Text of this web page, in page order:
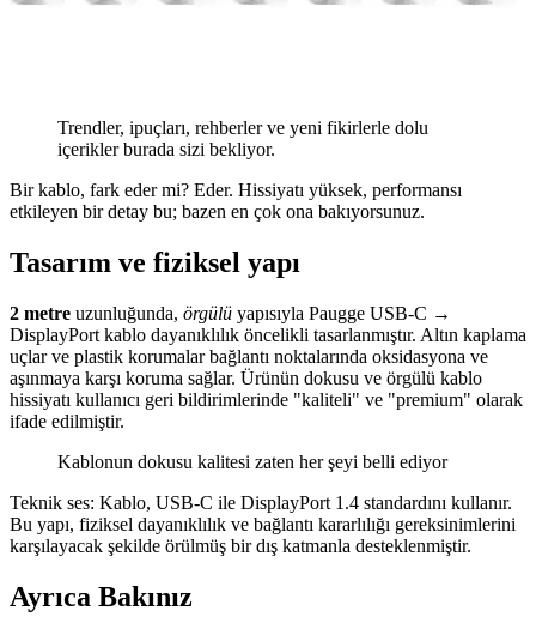
Trendler, ipuçları, rehberler ve yeni fikirlerle dolu
içerikler burada sizi bekliyor.
Bir kablo, fark eder mi? Eder. Hissiyatı yüksek, performansı
etkileyen bir detay bu; bazen en çok ona bakıyorsunuz.
Tasarım ve fiziksel yapı
2 metre uzunluğunda, örgülü yapısıyla Paugge USB-C →
DisplayPort kablo dayanıklılık öncelikli tasarlanmıştır. Altın kaplama
uçlar ve plastik korumalar bağlantı noktalarında oksidasyona ve
aşınmaya karşı koruma sağlar. Ürünün dokusu ve örgülü kablo
hissiyatı kullanıcı geri bildirimlerinde "kaliteli" ve "premium" olarak
ifade edilmiştir.
Kablonun dokusu kalitesi zaten her şeyi belli ediyor
Teknik ses: Kablo, USB-C ile DisplayPort 1.4 standardını kullanır.
Bu yapı, fiziksel dayanıklılık ve bağlantı kararlılığı gereksinimlerini
karşılayacak şekilde örülmüş bir dış katmanla desteklenmiştir.
Ayrıca Bakınız